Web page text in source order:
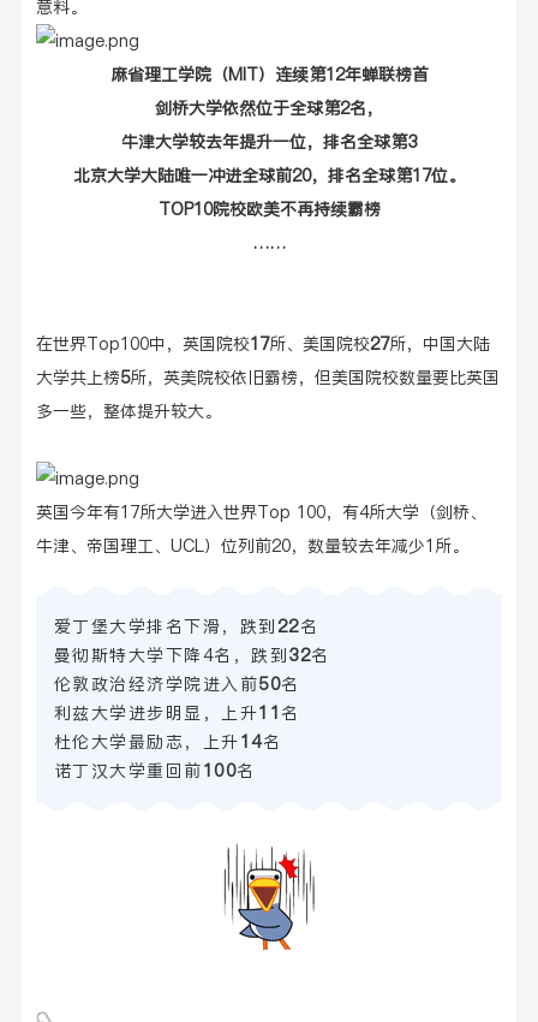
意料。
麻省理工学院（MIT）连续第12年蝉联榜首
剑桥大学依然位于全球第2名，
牛津大学较去年提升一位，排名全球第3
北京大学大陆唯一冲进全球前20，排名全球第17位。
TOP10院校欧美不再持续霸榜
……
在世界Top100中，英国院校17所、美国院校27所，中国大陆
大学共上榜5所，英美院校依旧霸榜，但美国院校数量要比英国
多一些，整体提升较大。
英国今年有17所大学进入世界Top 100，有4所大学（剑桥、
牛津、帝国理工、UCL）位列前20，数量较去年减少1所。
爱丁堡大学排名下滑，跌到22名
曼彻斯特大学下降4名，跌到32名
伦敦政治经济学院进入前50名
利兹大学进步明显，上升11 名
杜伦大学最励志，上升14名
诺丁汉大学重回前100名